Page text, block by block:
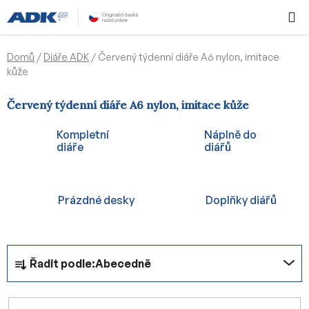
na
obsah
KOŠÍK
Domů / Diáře ADK / Červený týdenní diáře A6 nylon, imitace
kůže
Červený týdenní diáře A6 nylon, imitace kůže
Kompletní
diáře
Náplně do
diářů
Prázdné desky Doplňky diářů
Ř
z
Řadit podle:Abecedně